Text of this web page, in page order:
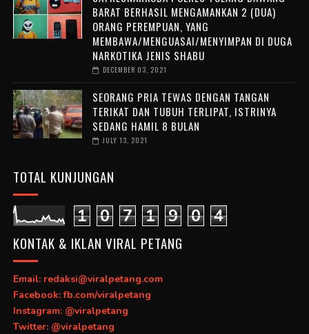
BARAT BERHASIL MENGAMANKAN 2 (DUA)
ORANG PEREMPUAN, YANG
MEMBAWA/MENGUASAI/MENYIMPAN DI DUGA
NARKOTIKA JENIS SHABU
DECEMBER 03, 2021
SEORANG PRIA TEWAS DENGAN TANGAN
TERIKAT DAN TUBUH TERLIPAT, ISTRINYA
SEDANG HAMIL 8 BULAN
JULY 13, 2021
TOTAL KUNJUNGAN
1 0 7 1 9 0 4
KONTAK & IKLAN VIRAL PETANG
Email: redaksi@viralpetang.com
Facebook: fb.com/viralpetang
Instagram: @viralpetang
Twitter: @viralpetang